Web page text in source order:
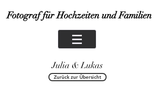
Fotograf für Hochzeiten und Familien
Julia & Lukas
Zurück zur Übersicht